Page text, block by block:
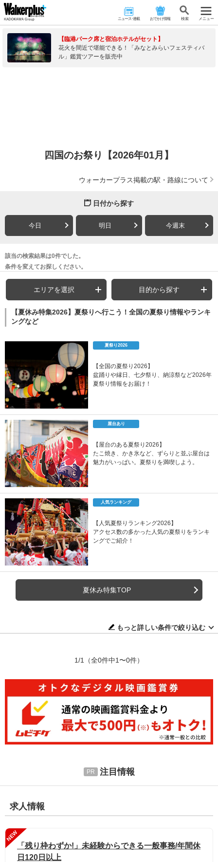
ニュース･連載 おでかけ情報 検 索 メニュー
【臨港パーク席と宿泊ホテルがセット】
花火を間近で堪能できる！「みなとみらいフェスティバ
ル」鑑賞ツアーを販売中
四国のお祭り【2026年01月】
ウォーカープラス掲載の駅・路線について
日付から探す
今日 明日 今週末
該当の検索結果は0件でした。
条件を変えてお探しください。
エリアを選択 目的から探す
【夏休み特集2026】夏祭りへ行こう！全国の夏祭り情報やランキ
ングなど
夏祭り2026
【全国の夏祭り2026】
盆踊りや縁日、七夕祭り、納涼祭など2026年
夏祭り情報をお届け！
屋台あり
【屋台のある夏祭り2026】
たこ焼き、かき氷など、ずらりと並ぶ屋台は
魅力がいっぱい。夏祭りを満喫しよう。
人気ランキング
【人気夏祭りランキング2026】
アクセス数の多かった人気の夏祭りをランキ
ングでご紹介！
夏休み特集TOP
もっと詳しい条件で絞り込む
1/1 （全0件中1〜0件）
注目情報
求人情報
NEW
「残り枠わずか!」未経験からできる一般事務/年間休
日120日以上